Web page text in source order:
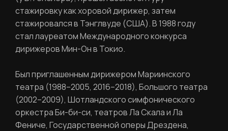
стажировку как хоровой дирижер, затем
стажировался в Тэнглвуде (CША). В 1988 году
стал лауреатом Международного конкурса
дирижеров Мин-Он в Токио.
Был приглашенным дирижером Мариинского
театра (1988–2005, 2016–2018), Большого театра
(2002–2009), Шотландского симфонического
оркестра Би-би-си, театров Ла Скала и Ла
Фениче, Государственной оперы Дрездена,
РЕГИСТРАЦИЯ
Ваше имя